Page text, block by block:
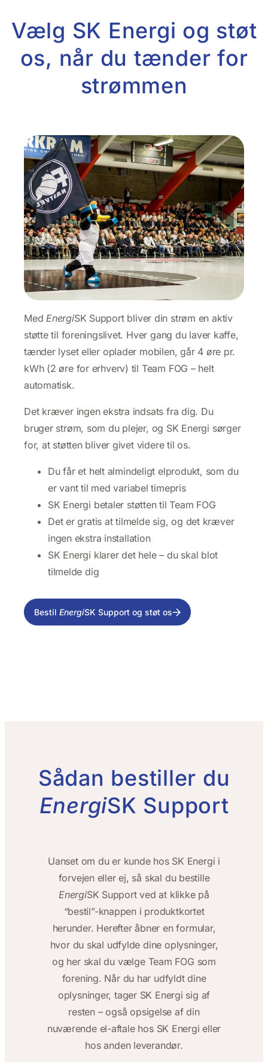
Vælg SK Energi og støt
os, når du tænder for
strømmen
MedEnergiSK Support bliver din strøm en aktiv
støtte til foreningslivet. Hver gang du laver kaffe,
tænder lyset eller oplader mobilen, går 4 øre pr.
kWh (2 øre for erhverv) til Team FOG – helt
automatisk.
Det kræver ingen ekstra indsats fra dig. Du
bruger strøm, som du plejer, og SK Energi sørger
for, at støtten bliver givet videre til os.
Du får et helt almindeligt elprodukt, som du
er vant til med variabel timepris
SK Energi betaler støtten til Team FOG
Det er gratis at tilmelde sig, og det kræver
ingen ekstra installation
SK Energi klarer det hele – du skal blot
tilmelde dig
Bestil EnergiSK Support og støt os
Sådan bestiller du
EnergiSK Support
Uanset om du er kunde hos SK Energi i
forvejen eller ej, så skal du bestille
EnergiSK Support ved at klikke på
“bestil”-knappen i produktkortet
herunder. Herefter åbner en formular,
hvor du skal udfylde dine oplysninger,
og her skal du vælge Team FOG som
forening. Når du har udfyldt dine
oplysninger, tager SK Energi sig af
resten – også opsigelse af din
nuværende el-aftale hos SK Energi eller
hos anden leverandør.